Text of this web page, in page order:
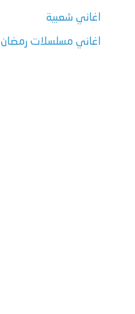
اغاني شعبية
اغاني مسلسلات رمضان 2026